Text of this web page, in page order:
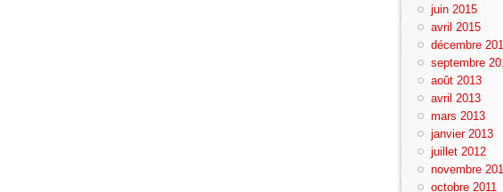
juin 2015
avril 2015
décembre
septembre
août 2013
avril 2013
mars 2013
janvier 2013
juillet 2012
novembre
octobre 2011